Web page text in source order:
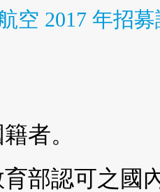
空 2017 年招
者。
部認可之國